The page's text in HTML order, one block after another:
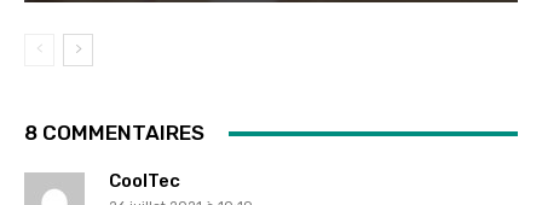
8 COMMENTAIRES
CoolTec